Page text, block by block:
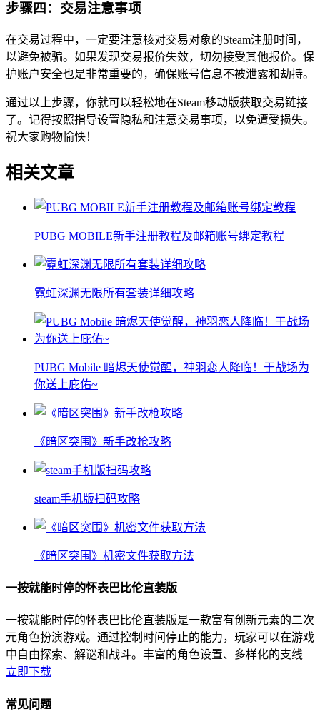
步骤四：交易注意事项
在交易过程中，一定要注意核对交易对象的Steam注册时间，
以避免被骗。如果发现交易报价失效，切勿接受其他报价。保
护账户安全也是非常重要的，确保账号信息不被泄露和劫持。
通过以上步骤，你就可以轻松地在Steam移动版获取交易链接
了。记得按照指导设置隐私和注意交易事项，以免遭受损失。
祝大家购物愉快！
相关文章
PUBG MOBILE新手注册教程及邮箱账号绑定教程
霓虹深渊无限所有套装详细攻略
PUBG Mobile 暗烬天使觉醒，神羽恋人降临！于战场为
你送上庇佑~
《暗区突围》新手改枪攻略
steam手机版扫码攻略
《暗区突围》机密文件获取方法
一按就能时停的怀表巴比伦直装版
一按就能时停的怀表巴比伦直装版是一款富有创新元素的二次
元角色扮演游戏。通过控制时间停止的能力，玩家可以在游戏
中自由探索、解谜和战斗。丰富的角色设置、多样化的支线
立即下载
常见问题